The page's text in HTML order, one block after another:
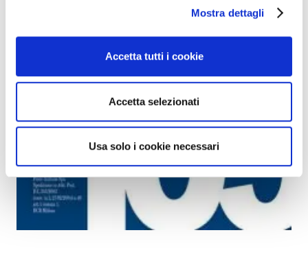
Mostra dettagli
Accetta tutti i cookie
Accetta selezionati
Usa solo i cookie necessari